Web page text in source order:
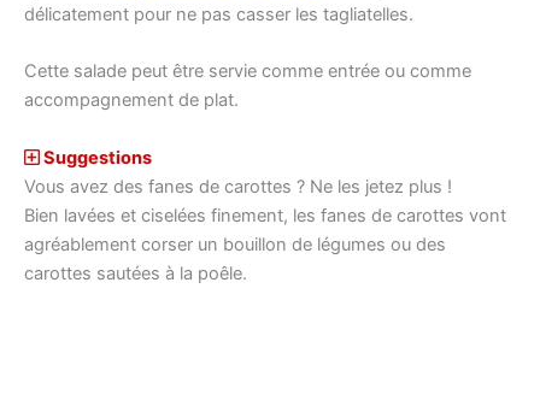
délicatement pour ne pas casser les tagliatelles.
Cette salade peut être servie comme entrée ou comme
accompagnement de plat.
Suggestions
Vous avez des fanes de carottes ? Ne les jetez plus !
Bien lavées et ciselées finement, les fanes de carottes vont
agréablement corser un bouillon de légumes ou des
carottes sautées à la poêle.